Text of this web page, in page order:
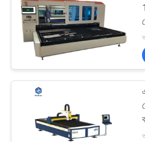
উদ্ধৃতির
জন্য
আবেদন
РУССКИЙ
САЙТ
লেজারের